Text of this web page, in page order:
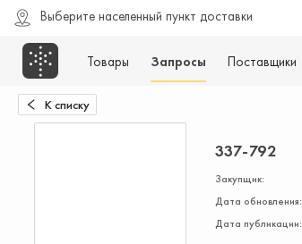
Выберите населенный пункт доставки
Товары Запросы Поставщики
К списку
337-792
Закупщик:
Дата обновления:
Дата публикации: